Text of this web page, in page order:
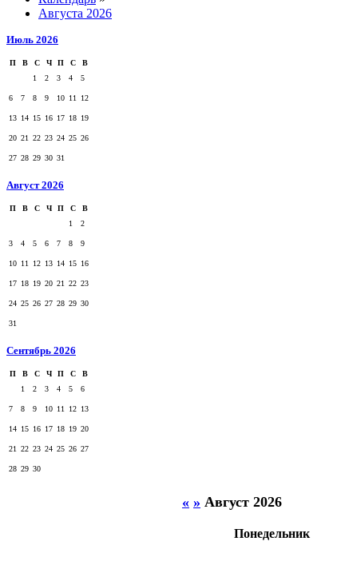
Августа 2026
Июль 2026
П В С Ч П С
В
1
2 3 4 5
6 7 8 9 10 11 12
13 14 15 16 17 18 19
20 21 22 23 24 25 26
27 28 29 30 31
Август 2026
П В С Ч П С
В
1
2
3 4 5 6 7 8 9
10 11 12 13 14 15 16
17 18 19 20 21 22 23
24 25 26 27 28 29 30
31
Сентябрь 2026
П В С Ч П С
В
1
2 3 4 5 6
7 8 9 10 11 12 13
14 15 16 17 18 19 20
21 22 23 24 25 26 27
28 29 30
« » Август 2026
Понедельник